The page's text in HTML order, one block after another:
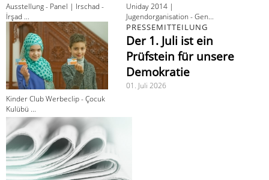
Ausstellung - Panel | Irschad -
İrşad ...
Uniday 2014 |
Jugendorganisation - Gen...
Kinder Club Werbeclip - Çocuk
Kulübü ...
PRESSEMITTEILUNG
Der 1. Juli ist ein
Prüfstein für unsere
Demokratie
01. Juli 2026